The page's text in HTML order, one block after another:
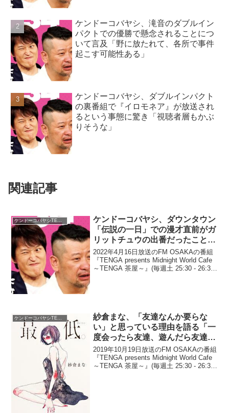
ケンドーコバヤシ、滝音のダブルイン
パクトでの優勝で懸念されることにつ
いて言及「野に放たれて、各所で事件
起こす可能性ある」
ケンドーコバヤシ、ダブルインパクト
の裏番組で『イロモネア』が放送され
るという事態に驚き「視聴者層もかぶ
りそうな」
関連記事
ケンドーコバヤシ、ダウンタウン
「伝説の一日」での漫才直前がガ
リットチュウの出番だったことに
「あれは誰のイタズラなの？」と
発言
2022年4月16日放送のFM OSAKAの番組
『TENGA presents Midnight World Cafe
～TENGA 茶屋～』(毎週土 25:30 - 26:30)
紗倉まな、「友達なんか要らな
い」と思っている理由を語る「一
度会ったら友達、遊んだら友達っ
ていうのは信じられない」
2019年10月19日放送のFM OSAKAの番組
『TENGA presents Midnight World Cafe
～TENGA 茶屋～』(毎週土 25:30 - 26:30)